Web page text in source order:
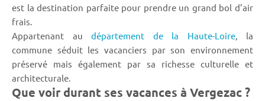
est la destination parfaite pour prendre un grand bol d’air
frais.
Appartenant au département de la Haute-Loire, la
commune séduit les vacanciers par son environnement
préservé mais également par sa richesse culturelle et
architecturale.
Que voir durant ses vacances à Vergezac ?